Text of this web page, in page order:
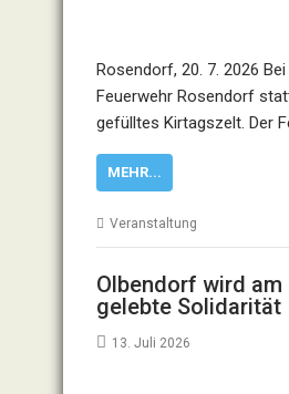
Rosendorf, 20. 7. 2026
Feuerwehr Rosendorf
gefülltes Kirtagszelt. Der
MEHR...
Veranstaltung
Olbendorf wird
gelebte Solidarität
13. Juli 2026